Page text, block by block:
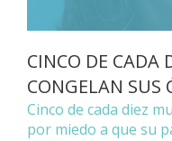
CINCO DE CADA
CONGELAN SUS
Cinco de cada diez
por miedo a que su